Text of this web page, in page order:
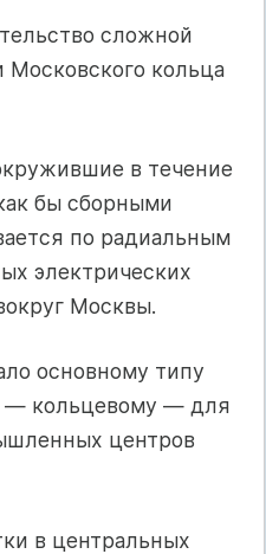
сложной
кольца
в течение
бы сборными
по радиальным
электрических
Москвы.
основному типу
— кольцевому — для
центров
в центральных